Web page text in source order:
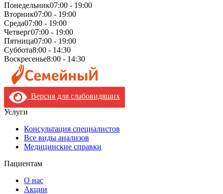
Понедельник07:00 - 19:00
Вторник07:00 - 19:00
Среда07:00 - 19:00
Четверг07:00 - 19:00
Пятница07:00 - 19:00
Суббота8:00 - 14:30
Воскресенье8:00 - 14:30
Версия для слабовидящих
Услуги
Консультация специалистов
Все виды анализов
Медицинские справки
Пациентам
О нас
Акции